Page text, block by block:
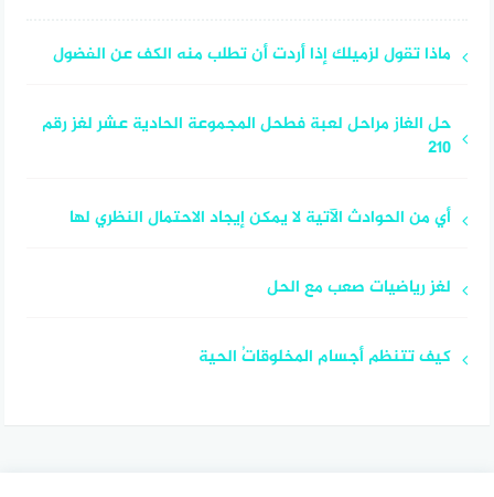
ماذا تقول لزميلك إذا أردت أن تطلب منه الكف عن الفضول
حل الغاز مراحل لعبة فطحل المجموعة الحادية عشر لغز رقم
210
أي من الحوادث الآتية لا يمكن إيجاد الاحتمال النظري لها
لغز رياضيات صعب مع الحل
كيف تتنظم أجسام المخلوقاتُ الحية